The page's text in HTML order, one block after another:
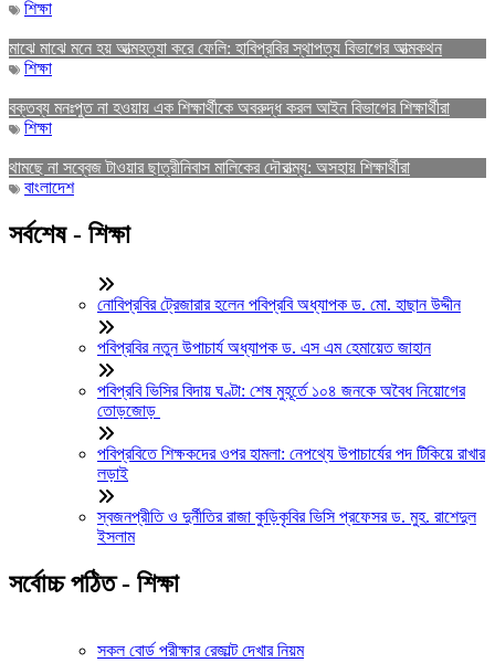
শিক্ষা
মাঝে মাঝে মনে হয় আত্মহত্যা করে ফেলি: হাবিপ্রবির স্থাপত্য বিভাগের আত্মকথন
শিক্ষা
বক্তব্য মনঃপুত না হওয়ায় এক শিক্ষার্থীকে অবরুদ্ধ করল আইন বিভাগের শিক্ষার্থীরা
শিক্ষা
থামছে না সব্বেজ টাওয়ার ছাত্রীনিবাস মালিকের দৌরাত্ম্য: অসহায় শিক্ষার্থীরা
বাংলাদেশ
সর্বশেষ - শিক্ষা
নোবিপ্রবির ট্রেজারার হলেন পবিপ্রবি অধ্যাপক ড. মো. হাছান উদ্দীন
পবিপ্রবির নতুন উপাচার্য অধ্যাপক ড. এস এম হেমায়েত জাহান
পবিপ্রবি ভিসির বিদায় ঘণ্টা: শেষ মুহূর্তে ১০৪ জনকে অবৈধ নিয়োগের
তোড়জোড়
পবিপ্রবিতে শিক্ষকদের ওপর হামলা: নেপথ্যে উপাচার্যের পদ টিকিয়ে রাখার
লড়াই
স্বজনপ্রীতি ও দুর্নীতির রাজা কুড়িকৃবির ভিসি প্রফেসর ড. মুহ. রাশেদুল
ইসলাম
সর্বোচ্চ পঠিত - শিক্ষা
সকল বোর্ড পরীক্ষার রেজাল্ট দেখার নিয়ম